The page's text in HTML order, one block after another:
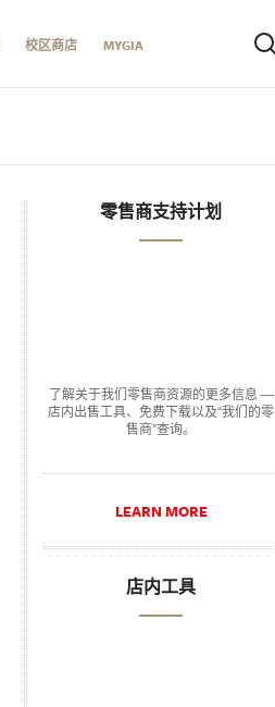
校区商店 MYGIA
零售商支持计划
了解关于我们零售商资源的更多信息 —
店内出售工具、免费下载以及“我们的零
售商”查询。
LEARN MORE
店内工具